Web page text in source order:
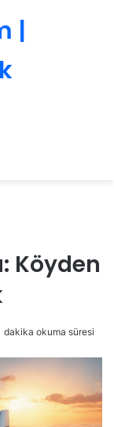
|
Köyden
dakika okuma süresi